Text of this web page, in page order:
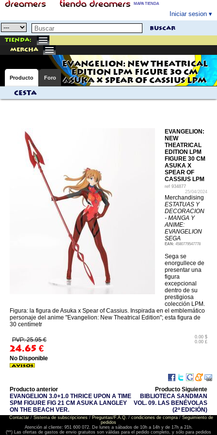
MAPA TIENDA
Iniciar sesion
buscar
Tienda:
mercha
EVANGELION: NEW THEATRICAL
EDITION LPM FIGURE 30 CM
ASUKA X SPEAR OF CASSIUS LPM
Producto Foro
Cesta
EVANGELION:
NEW
THEATRICAL
EDITION LPM
FIGURE 30 CM
ASUKA X
SPEAR OF
CASSIUS LPM
ref 934877
25/04/2024
Merchandising
ESTATUAS Y
DECORACION
- MANGA Y
ANIME:
EVANGELION
SEGA
EAN: 4580779547778
Sega se
enorgullece de
presentar una
figura
excepcional
dentro de su
prestigiosa
colección LPM.
Figura: la figura de Asuka x Spear of Cassius. Inspirada en el emblemático
personaje del anime "Evangelion: New Theatrical Edition"; esta figura de
30 centímetr
PVP: 25.95 €
24.65 €
0.00 $
0.00 £
No Disponible
Producto anterior
EVANGELION 3.0+1.0 THRICE UPON A TIME
SPM FIGURE FIG 21 CM ASUKA LANGLEY
ON THE BEACH VER.
Producto Siguiente
BIBLIOTECA SANDMAN
VOL. 09. LAS BENÉVOLAS
(2ª EDICIÓN)
Contactar/ Sistema de subscripciones/ Preguntas/F.A.Q. / condiciones de compra/ Seguimiento de
pedidos
Atención al cliente: 951 600 072. De lunes a sábados de 10h a 14h y de 17h a 21h.
(**) Las ofertas de gastos de envio gratuitos son válidas para el pedido completo, y sólo para pedidos